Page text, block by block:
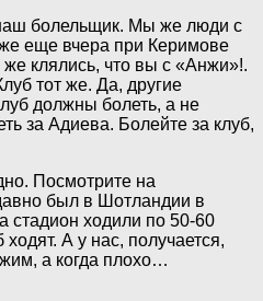
болельщик. Мы же люди с
еще вчера при Керимове
клялись, что вы с «Анжи»!.
тот же. Да, другие
должны болеть, а не
за Адиева. Болейте за клуб,
Посмотрите на
был в Шотландии в
стадион ходили по 50-60
А у нас, получается,
а когда плохо…